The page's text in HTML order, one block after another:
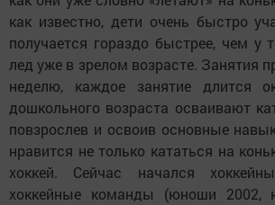
как известно, дети очень быстро
получается гораздо быстрее, чем у
лед уже в зрелом возрасте. Занятия
неделю, каждое занятие длится
дошкольного возраста осваивают
повзрослев и освоив основные
нравится не только кататься на
хоккей. Сейчас начался
хоккейные команды (юноши 2002,